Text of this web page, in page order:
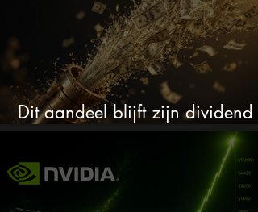
Dit aandeel blijft zijn dividend
verhogen, wat er ook gebeurt